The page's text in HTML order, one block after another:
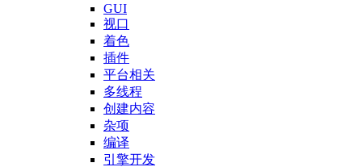
GUI
视口
着色
插件
平台相关
多线程
创建内容
杂项
编译
引擎开发